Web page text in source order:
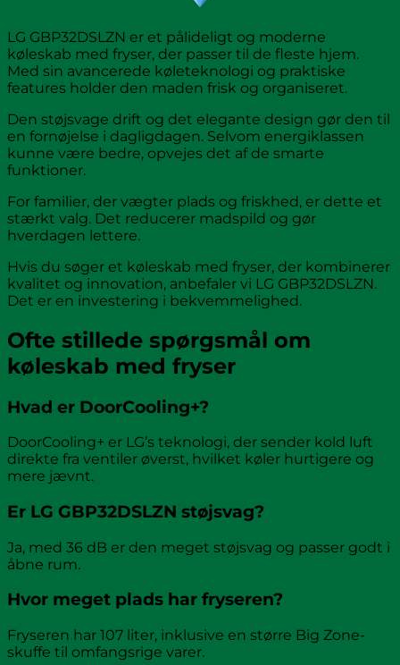
LG GBP32DSLZN er et pålideligt og moderne
køleskab med fryser, der passer til de fleste hjem.
Med sin avancerede køleteknologi og praktiske
features holder den maden frisk og organiseret.
Den støjsvage drift og det elegante design gør den til
en fornøjelse i dagligdagen. Selvom energiklassen
kunne være bedre, opvejes det af de smarte
funktioner.
For familier, der vægter plads og friskhed, er dette et
stærkt valg. Det reducerer madspild og gør
hverdagen lettere.
Hvis du søger et køleskab med fryser, der kombinerer
kvalitet og innovation, anbefaler vi LG GBP32DSLZN.
Det er en investering i bekvemmelighed.
Ofte stillede spørgsmål om
køleskab med fryser
Hvad er DoorCooling+?
DoorCooling+ er LG’s teknologi, der sender kold luft
direkte fra ventiler øverst, hvilket køler hurtigere og
mere jævnt.
Er LG GBP32DSLZN støjsvag?
Ja, med 36 dB er den meget støjsvag og passer godt i
åbne rum.
Hvor meget plads har fryseren?
Fryseren har 107 liter, inklusive en større Big Zone-
skuffe til omfangsrige varer.